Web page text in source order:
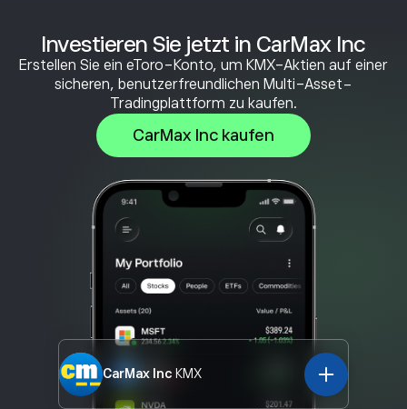
Investieren Sie jetzt in CarMax Inc
Erstellen Sie ein eToro-Konto, um KMX-Aktien auf einer
sicheren, benutzerfreundlichen Multi-Asset-
Tradingplattform zu kaufen.
CarMax Inc kaufen
CarMax Inc KMX